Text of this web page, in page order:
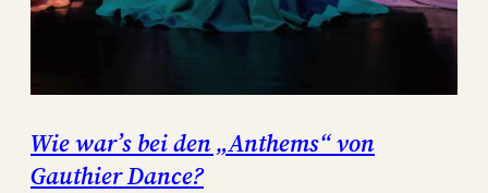
Wie war’s bei den „Anthems“ von
Gauthier Dance?